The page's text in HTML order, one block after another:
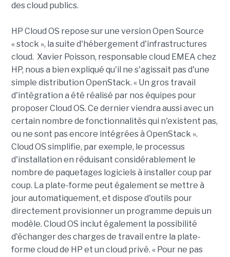
des cloud publics.
HP Cloud OS repose sur une version Open Source
« stock », la suite d'hébergement d'infrastructures
cloud. Xavier Poisson, responsable cloud EMEA chez
HP, nous a bien expliqué qu'il ne s'agissait pas d'une
simple distribution OpenStack. « Un gros travail
d'intégration a été réalisé par nos équipes pour
proposer Cloud OS. Ce dernier viendra aussi avec un
certain nombre de fonctionnalités qui n'existent pas,
ou ne sont pas encore intégrées à OpenStack ».
Cloud OS simplifie, par exemple, le processus
d'installation en réduisant considérablement le
nombre de paquetages logiciels à installer coup par
coup. La plate-forme peut également se mettre à
jour automatiquement, et dispose d'outils pour
directement provisionner un programme depuis un
modèle. Cloud OS inclut également la possibilité
d'échanger des charges de travail entre la plate-
forme cloud de HP et un cloud privé. « Pour ne pas